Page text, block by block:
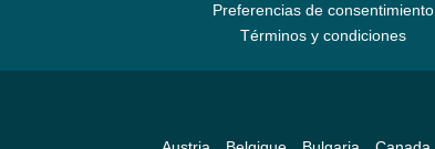
Preferencias de consentimiento
Términos y condiciones